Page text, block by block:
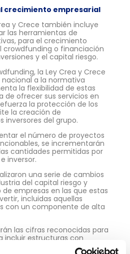
crecimiento empresarial
y Crece también incluye
las herramientas de
para el crecimiento
crowdfunding o financiación
y el capital riesgo.
la Ley Crea y Crece
a la normativa
la flexibilidad de estas
de ofrecer sus servicios en
la protección de los
la creación de
inversores del grupo.
el número de proyectos
se incrementarán
cantidades permitidas por
inversor.
una serie de cambios
del capital riesgo y
empresas en las que estas
incluidas aquellas
con un componente de alta
las cifras reconocidas para
incluir estructuras con
otros países vecinos. Se